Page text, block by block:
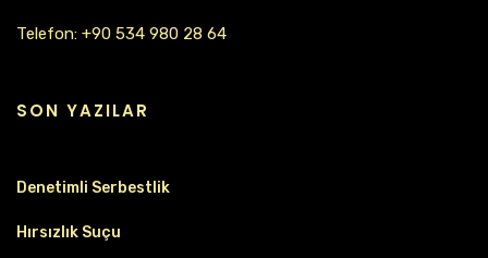
Telefon: +90 534 980 28 64
SON YAZILAR
Denetimli Serbestlik
Hırsızlık Suçu